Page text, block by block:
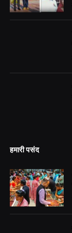
हमारी पसंद